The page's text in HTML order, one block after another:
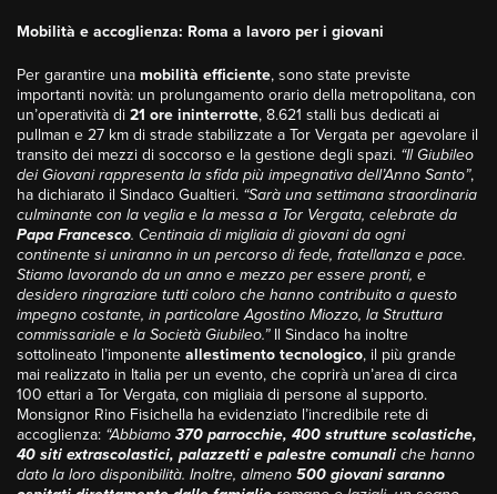
Mobilità e accoglienza: Roma a lavoro per i giovani
Per garantire una mobilità efficiente, sono state previste
importanti novità: un prolungamento orario della metropolitana, con
un’operatività di 21 ore ininterrotte, 8.621 stalli bus dedicati ai
pullman e 27 km di strade stabilizzate a Tor Vergata per agevolare il
transito dei mezzi di soccorso e la gestione degli spazi. “Il Giubileo
dei Giovani rappresenta la sfida più impegnativa dell’Anno Santo”,
ha dichiarato il Sindaco Gualtieri. “Sarà una settimana straordinaria
culminante con la veglia e la messa a Tor Vergata, celebrate da
Papa Francesco. Centinaia di migliaia di giovani da ogni
continente si uniranno in un percorso di fede, fratellanza e pace.
Stiamo lavorando da un anno e mezzo per essere pronti, e
desidero ringraziare tutti coloro che hanno contribuito a questo
impegno costante, in particolare Agostino Miozzo, la Struttura
commissariale e la Società Giubileo.” Il Sindaco ha inoltre
sottolineato l’imponente allestimento tecnologico, il più grande
mai realizzato in Italia per un evento, che coprirà un’area di circa
100 ettari a Tor Vergata, con migliaia di persone al supporto.
Monsignor Rino Fisichella ha evidenziato l’incredibile rete di
accoglienza: “Abbiamo 370 parrocchie, 400 strutture scolastiche,
40 siti extrascolastici, palazzetti e palestre comunali che hanno
dato la loro disponibilità. Inoltre, almeno 500 giovani saranno